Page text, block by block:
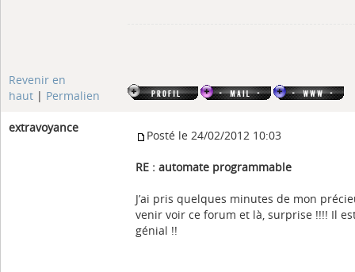
Revenir en
haut | Permalien
extravoyance
Posté le 24/02/2012 10:03
RE : automate programmable
J’ai pris quelques minutes de mon
venir voir ce forum et là, surprise !!!! Il
génial !!